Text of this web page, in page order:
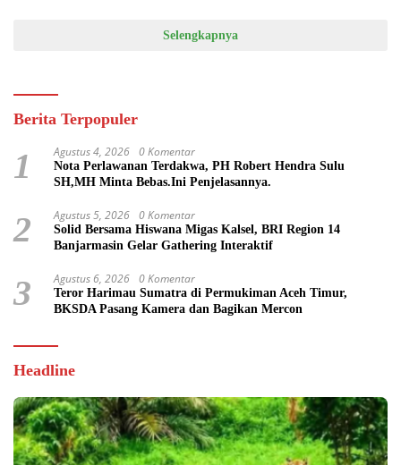
Selengkapnya
Berita Terpopuler
1 Agustus 4, 2026 0 Komentar
Nota Perlawanan Terdakwa, PH Robert Hendra Sulu
SH,MH Minta Bebas.Ini Penjelasannya.
2 Agustus 5, 2026 0 Komentar
Solid Bersama Hiswana Migas Kalsel, BRI Region 14
Banjarmasin Gelar Gathering Interaktif
3 Agustus 6, 2026 0 Komentar
Teror Harimau Sumatra di Permukiman Aceh Timur,
BKSDA Pasang Kamera dan Bagikan Mercon
Headline